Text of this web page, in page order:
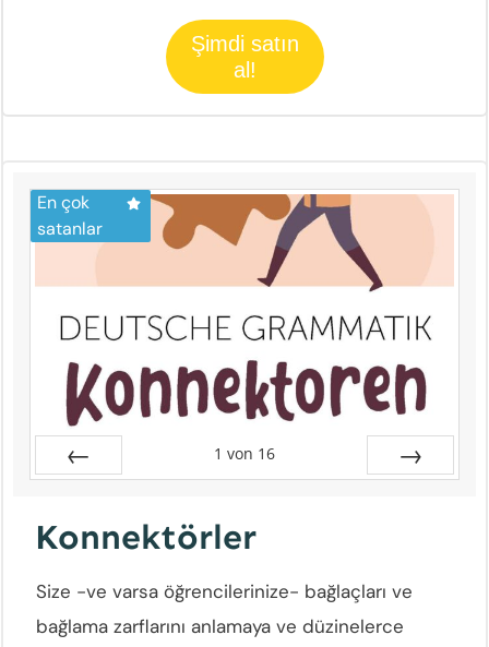
Şimdi satın
al!
En çok
satanlar
1 von 16
Konnektörler
Size -ve varsa öğrencilerinize- bağlaçları ve
bağlama zarflarını anlamaya ve düzinelerce